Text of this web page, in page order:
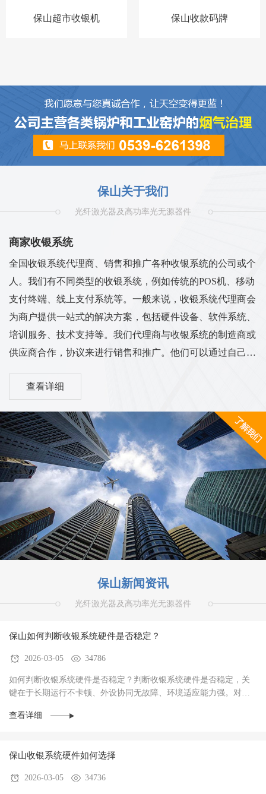
保山超市收银机 保山收款码牌
保山关于我们
光纤激光器及高功率光无源器件
商家收银系统
全国收银系统代理商、销售和推广各种收银系统的公司或个
人。我们有不同类型的收银系统，例如传统的POS机、移动
支付终端、线上支付系统等。一般来说，收银系统代理商会
为商户提供一站式的解决方案，包括硬件设备、软件系统、
培训服务、技术支持等。我们代理商与收银系统的制造商或
供应商合作，协议来进行销售和推广。他们可以通过自己的
实现销售和服务的业务目标。我们的工作范围和服务内容可
他们需要与客户进行沟通，了解客户的需求，并为他们提供
适合的收银系统解决方案。同时，代理商也需与收银系统供
应商保持密切的合作关系，...
查看详细
保山新闻资讯
光纤激光器及高功率光无源器件
保山如何判断收银系统硬件是否稳定？
2026-03-05 34786
如何判断收银系统硬件是否稳定？判断收银系统硬件是否稳定，关
键在于‌长期运行不卡顿、外设协同无故障、环境适应能力强‌。对于
查看详细
保山收银系统硬件如何选择
2026-03-05 34736